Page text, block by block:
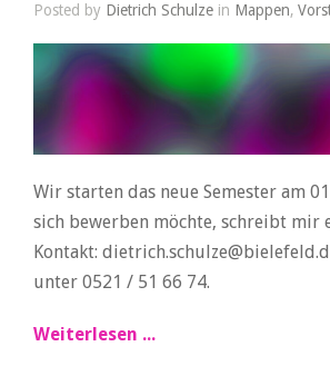
Posted by Dietrich Schulze in Mappen,
Wir starten das neue Semester am
sich bewerben möchte, schreibt mir
Kontakt:
unter 0521 / 51 66 74.
Weiterlesen ...